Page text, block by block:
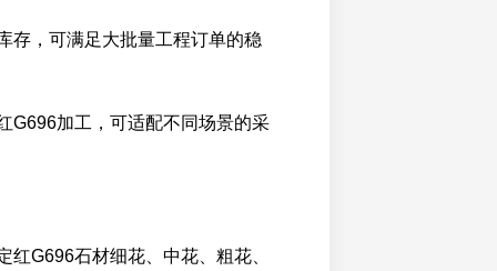
存，可满足大批量工程订单的稳
G696加工，可适配不同场景的采
红G696石材细花、中花、粗花、